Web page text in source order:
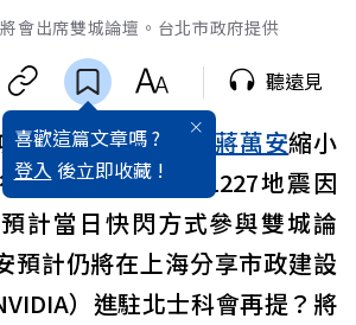
會出席雙城論壇。台北市政府提供
喜歡這篇文章嗎 ?
登入 後立即收藏 !
聽遠見
擊事件，台北市 長 蔣萬安縮小
行程，行前還回答1227地震因
計當日快閃方式參與雙城論
預計仍將在上海分享市政建設
）進駐北士科會再提？將